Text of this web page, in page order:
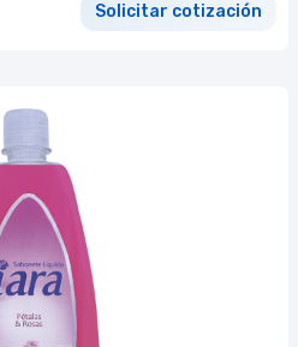
Solicitar cotización